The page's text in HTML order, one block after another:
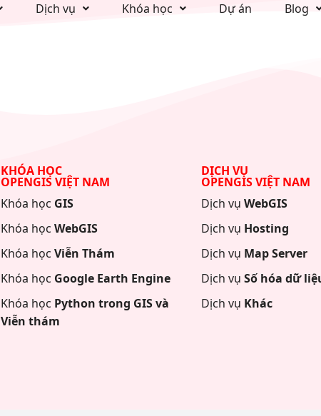
Dịch vụ Khóa học Dự án Blog
KHÓA HỌC
OPENGIS VIỆT NAM
Khóa học GIS
Khóa học WebGIS
Khóa học Viễn Thám
Khóa học Google Earth Engine
Khóa học Python trong GIS và
Viễn thám
DỊCH VỤ
OPENGIS VIỆT NAM
Dịch vụ WebGIS
Dịch vụ Hosting
Dịch vụ Map Server
Dịch vụ Số hóa dữ
Dịch vụ Khác